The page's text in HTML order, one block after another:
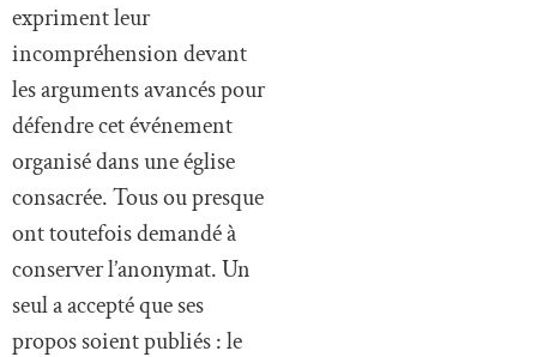
expriment leur
incompréhension devant
les arguments avancés pour
défendre cet événement
organisé dans une église
consacrée. Tous ou presque
ont toutefois demandé à
conserver l’anonymat. Un
seul a accepté que ses
propos soient publiés : le